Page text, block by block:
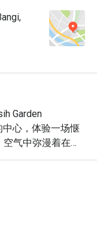
Garden
中心，体验一场惬
气中弥漫着在地
设计灵感源自古典
为你打造一处微
经清真认证的丰
心。这是一个能